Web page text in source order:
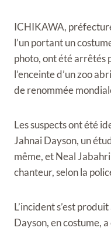
ICHIKAWA,
l’un portant un
photo, ont été arrêtés
l’enceinte d’un zoo
de renommée
Les suspects ont été
Jahnai Dayson, un
même, et Neal
chanteur, selon la
L’incident s’est
Dayson, en costume,